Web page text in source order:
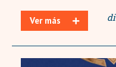
Ver más